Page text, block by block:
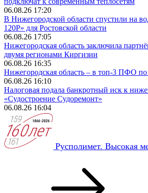
06.08.26 17:20
В Нижегородской области спустили на
120Р» для Ростовской области
06.08.26 17:05
Нижегородская область заключила
двумя регионами Киргизии
06.08.26 16:35
Нижегородская область – в топ-3 ПФО
06.08.26 16:10
Налоговая подала банкротный иск к
«Судостроение Судоремонт»
06.08.26 16:04
Русполимет. Высокая